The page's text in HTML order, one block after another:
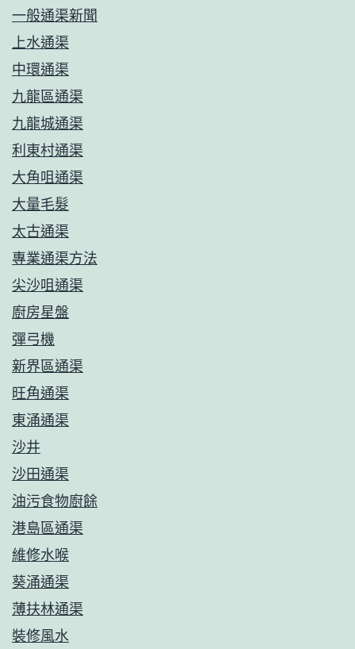
一般通渠新聞
上水通渠
中環通渠
九龍區通渠
九龍城通渠
利東村通渠
大角咀通渠
大量毛髮
太古通渠
專業通渠方法
尖沙咀通渠
廚房星盤
彈弓機
新界區通渠
旺角通渠
東涌通渠
沙井
沙田通渠
油污食物廚餘
港島區通渠
維修水喉
葵涌通渠
薄扶林通渠
裝修風水